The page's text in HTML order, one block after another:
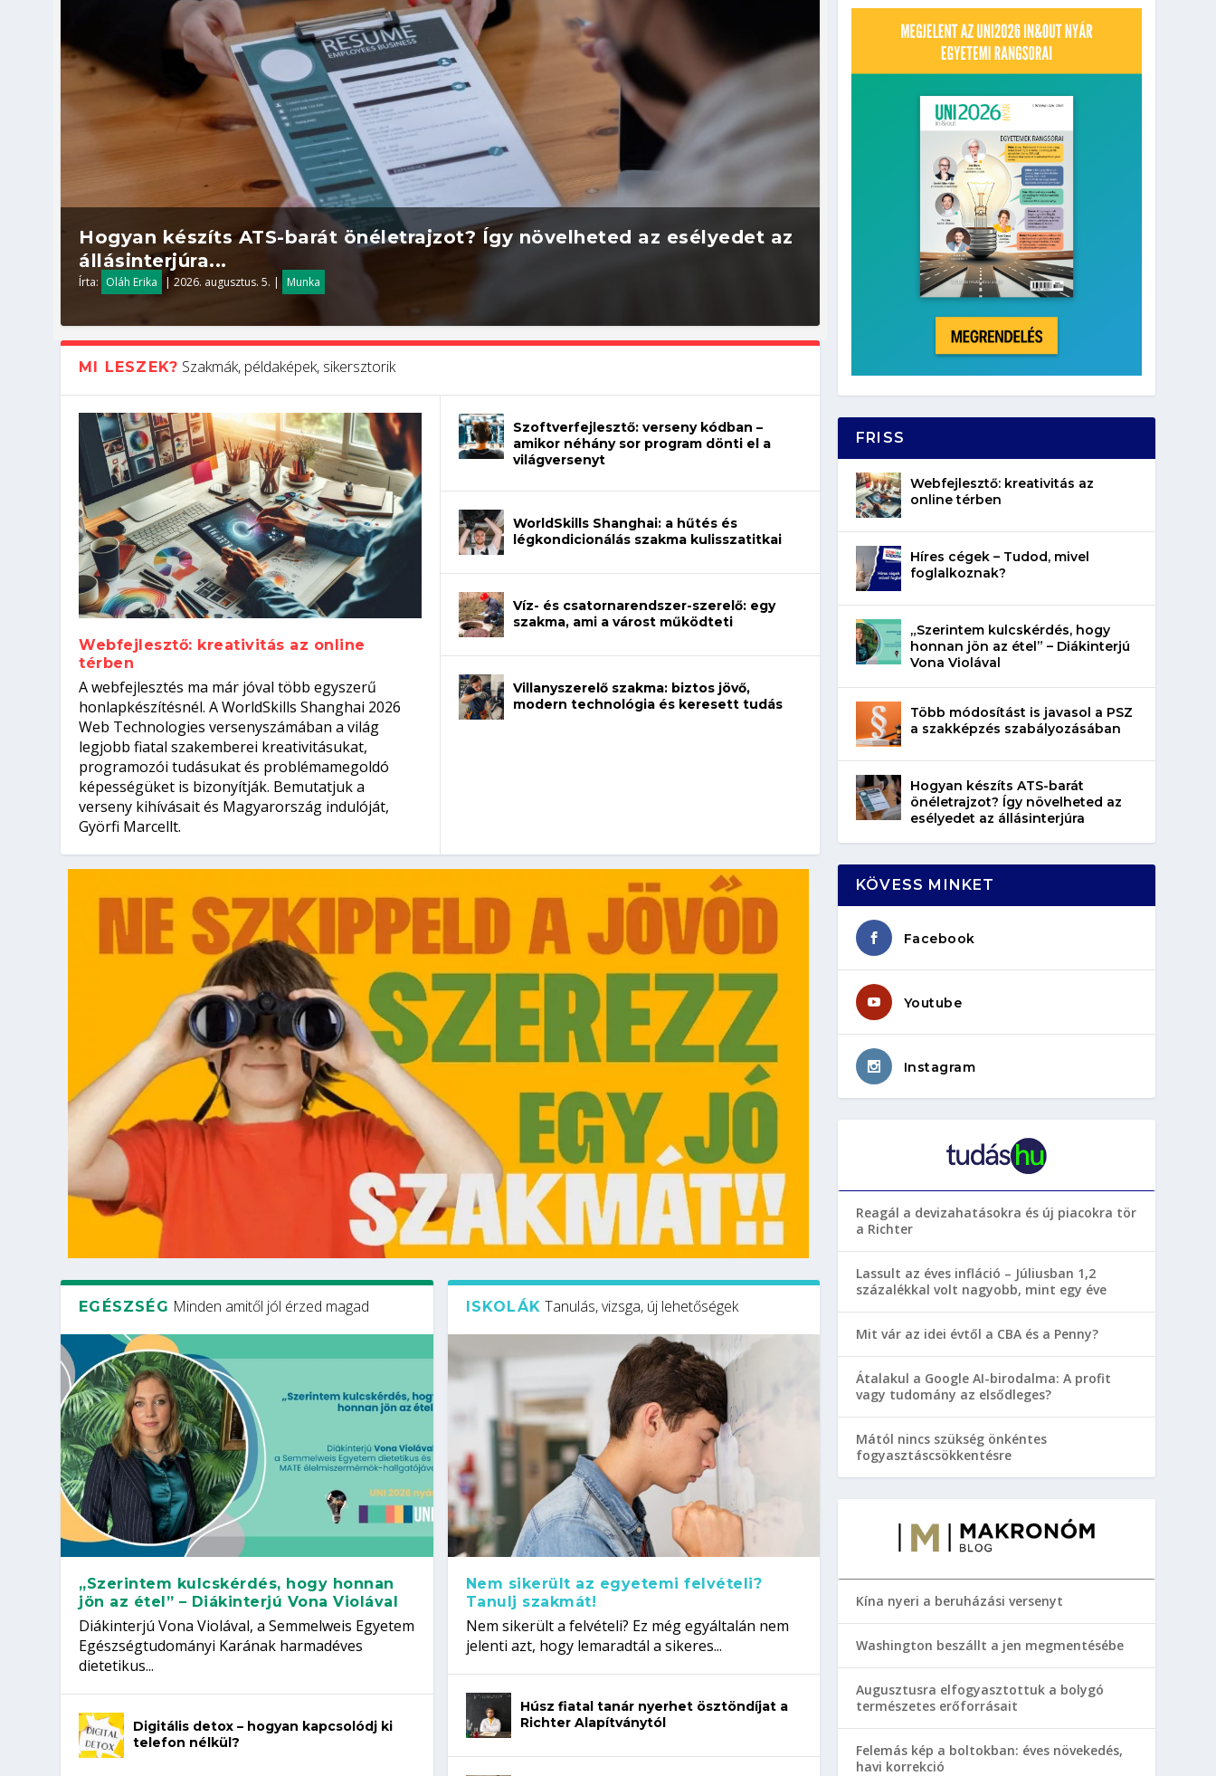
Hogyan készíts ATS-barát önéletrajzot? Így növelheted az esélyedet az
állásinterjúra...
Írta: Oláh Erika |2026. augusztus. 5. | Munka
Kitalálod, mire használják ezeket a gépeket?
Írta: Tóth Mónika |2026. augusztus. 4.| Kvíz
Nem sikerült az egyetemi felvételi? Tanulj szakmát!
Írta: Oláh Erika |2026. augusztus. 4.| Iskolák
Szoftverfejlesztő: verseny kódban – amikor néhány sor program dönti
el a világversenyt...
Írta: Szakmát Szerzek | 2026. augusztus. 3.| Mi leszek?
Digitális detox – hogyan kapcsolódj ki telefon nélkül?
Írta: Oláh Erika |2026. augusztus. 3.| Egészség
MI LESZEK? Szakmák, példaképek, sikersztorik
Webfejlesztő: kreativitás az online
térben
A webfejlesztés ma már jóval több egyszerű
honlapkészítésnél. A WorldSkills Shanghai 2026
Web Technologies versenyszámában a világ
legjobb fiatal szakemberei kreativitásukat,
programozói tudásukat és problémamegoldó
képességüket is bizonyítják. Bemutatjuk a
verseny kihívásait és Magyarország indulóját,
Györfi Marcellt.
Szoftverfejlesztő: verseny kódban –
amikor néhány sor program dönti el a
világversenyt
WorldSkills Shanghai: a hűtés és
légkondicionálás szakma kulisszatitkai
Víz- és csatornarendszer-szerelő: egy
szakma, ami a várost működteti
Villanyszerelő szakma: biztos jövő,
modern technológia és keresett tudás
EGÉSZSÉG Minden amitől jól érzed magad
„Szerintem kulcskérdés, hogy honnan
jön az étel” – Diákinterjú Vona Violával
Diákinterjú Vona Violával, a Semmelweis Egyetem
Egészségtudományi Karának harmadéves
dietetikus...
Digitális detox – hogyan kapcsolódj ki
telefon nélkül?
ISKOLÁK Tanulás, vizsga, új lehetőségek
Nem sikerült az egyetemi felvételi?
Tanulj szakmát!
Nem sikerült a felvételi? Ez még egyáltalán nem
jelenti azt, hogy lemaradtál a sikeres...
Húsz fiatal tanár nyerhet ösztöndíjat a
Richter Alapítványtól
FRISS
Webfejlesztő: kreativitás az
online térben
Híres cégek – Tudod, mivel
foglalkoznak?
„Szerintem kulcskérdés, hogy
honnan jön az étel” – Diákinterjú
Vona Violával
Több módosítást is javasol a PSZ
a szakképzés szabályozásában
Hogyan készíts ATS-barát
önéletrajzot? Így növelheted az
esélyedet az állásinterjúra
KÖVESS MINKET
Facebook
Youtube
Instagram
Reagál a devizahatásokra és új piacokra tör
a Richter
Lassult az éves infláció – Júliusban 1,2
százalékkal volt nagyobb, mint egy éve
Mit vár az idei évtől a CBA és a Penny?
Átalakul a Google AI-birodalma: A profit
vagy tudomány az elsődleges?
Mától nincs szükség önkéntes
fogyasztáscsökkentésre
Kína nyeri a beruházási versenyt
Washington beszállt a jen megmentésébe
Augusztusra elfogyasztottuk a bolygó
természetes erőforrásait
Felemás kép a boltokban: éves növekedés,
havi korrekció